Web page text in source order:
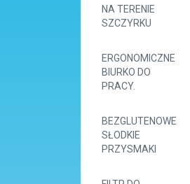
NA TERENIE
SZCZYRKU
ERGONOMICZNE
BIURKO DO
PRACY.
BEZGLUTENOWE
SŁODKIE
PRZYSMAKI